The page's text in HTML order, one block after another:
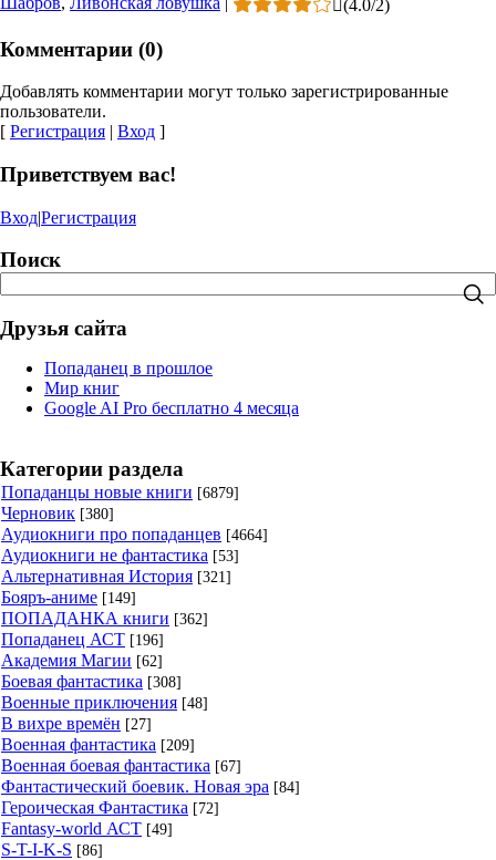
(4.0/2)
Комментарии (0)
Добавлять комментарии могут только зарегистрированные
пользователи.
[ Регистрация | Вход ]
Приветствуем вас!
Вход|Регистрация
Поиск
Друзья сайта
Попаданец в прошлое
Мир книг
Google AI Pro бесплатно 4 месяца
Категории раздела
Попаданцы новые книги [6879]
Черновик [380]
Аудиокниги про попаданцев [4664]
Аудиокниги не фантастика [53]
Альтернативная История [321]
Бояръ-аниме [149]
ПОПАДАНКА книги [362]
Попаданец АСТ [196]
Академия Магии [62]
Боевая фантастика [308]
Военные приключения [48]
В вихре времён [27]
Военная фантастика [209]
Военная боевая фантастика [67]
Фантастический боевик. Новая эра [84]
Героическая Фантастика [72]
Fantasy-world АСТ [49]
S-T-I-K-S [86]